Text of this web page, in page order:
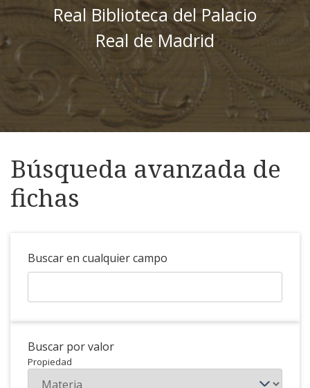
Real Biblioteca del Palacio
Real de Madrid
Búsqueda avanzada de
fichas
Buscar en cualquier campo
Buscar por valor
Propiedad